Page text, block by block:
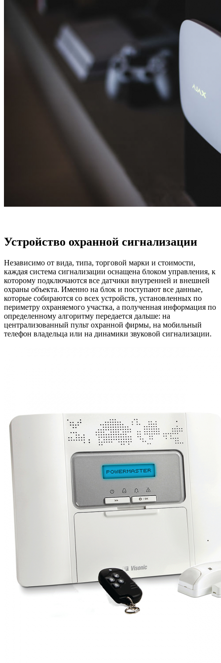
Устройство охранной сигнализации
Независимо от вида, типа, торговой марки и стоимости,
каждая система сигнализации оснащена блоком управления, к
которому подключаются все датчики внутренней и внешней
охраны объекта. Именно на блок и поступают все данные,
которые собираются со всех устройств, установленных по
периметру охраняемого участка, а полученная информация по
определенному алгоритму передается дальше: на
централизованный пульт охранной фирмы, на мобильный
телефон владельца или на динамики звуковой сигнализации.